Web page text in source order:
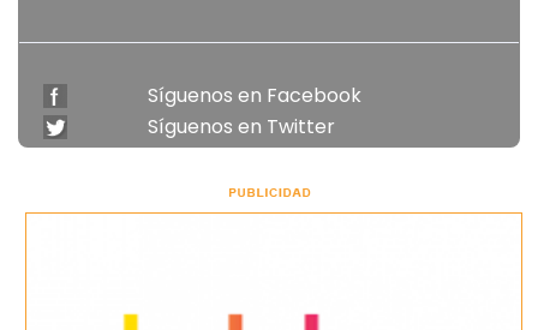
Síguenos en Facebook
Síguenos en Twitter